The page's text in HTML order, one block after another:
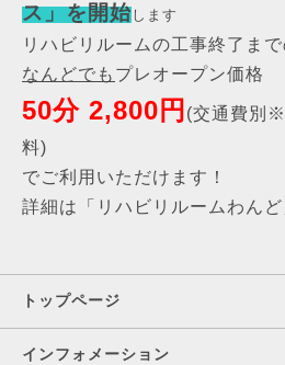
ス」を開始 します
リハビリルームの工事終了まで
なんどでも プレオープン価格
50分 2,800円 (交通費別
料)
でご利用いただけます！
詳細は
「リハビリルームわんど
トップページ
インフォメーション